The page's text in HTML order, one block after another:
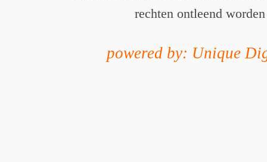
rechten ontleend worden
powered by: Unique